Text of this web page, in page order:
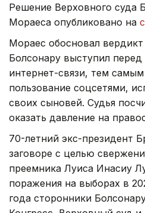
Решение Верховного суда
Мораеcа опубликовано на
Мораеc обосновал вердикт
Болсонару выступил
интернет-связи, тем
пользование соцсетями,
своих сыновей. Судья
оказать давление на
70-летний экс-президент
заговоре с целью
преемника Луиса Инасиу
поражения на выборах в
года сторонники